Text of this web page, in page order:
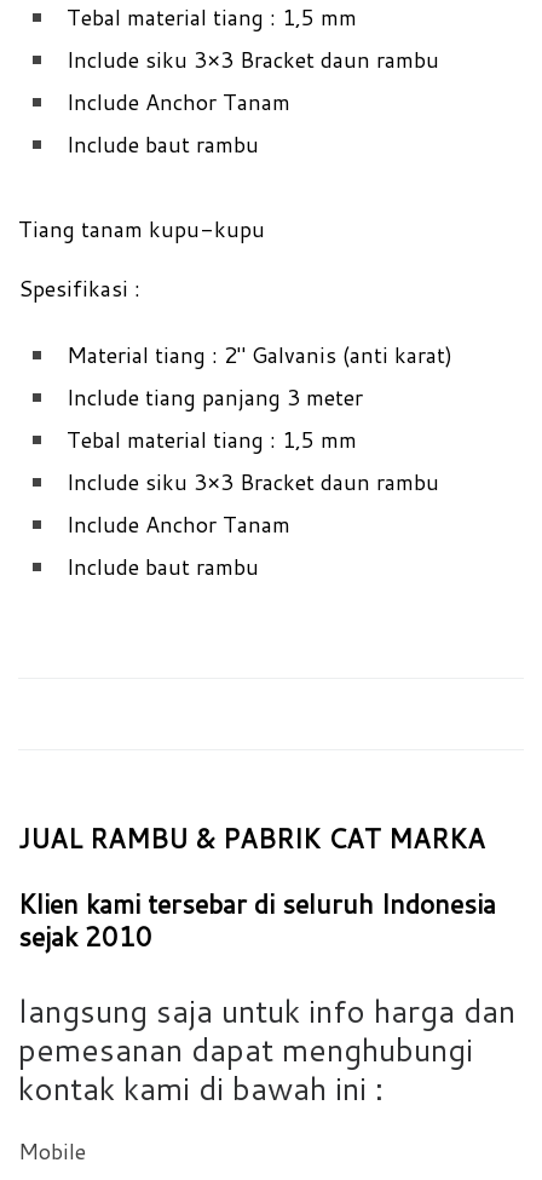
Tebal material tiang : 1,5 mm
Include siku 3×3 Bracket daun rambu
Include Anchor Tanam
Include baut rambu
Tiang tanam kupu-kupu
Spesifikasi :
Material tiang : 2″ Galvanis (anti karat)
Include tiang panjang 3 meter
Tebal material tiang : 1,5 mm
Include siku 3×3 Bracket daun rambu
Include Anchor Tanam
Include baut rambu
JUAL RAMBU & PABRIK CAT MARKA
Klien kami tersebar di seluruh Indonesia
sejak 2010
langsung saja untuk info harga dan
pemesanan dapat menghubungi
kontak kami di bawah ini :
Mobile